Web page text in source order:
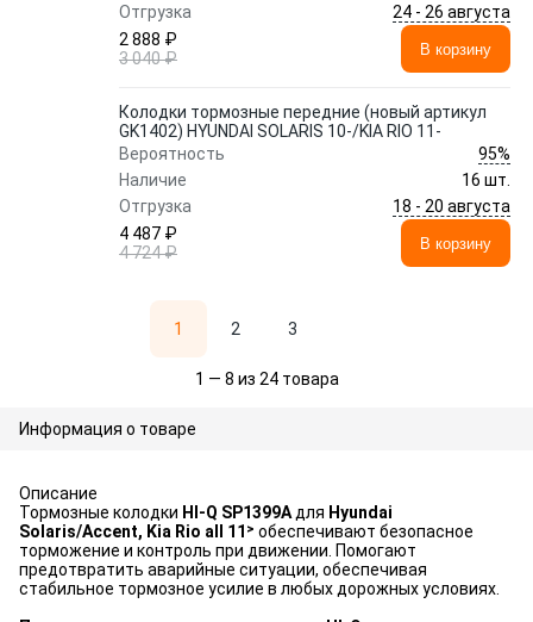
Отгрузка
24 - 26 августа
2 888 ₽
3 040 ₽
В корзину
Колодки тормозные передние (новый артикул
GK1402) HYUNDAI SOLARIS 10-/KIA RIO 11-
Вероятность
95%
Наличие
16 шт.
Отгрузка
18 - 20 августа
4 487 ₽
4 724 ₽
В корзину
1 2 3
1 — 8 из 24 товара
Информация о товаре
Описание
Тормозные колодки HI-Q SP1399A для Hyundai
Solaris/Accent, Kia Rio all 11˃ обеспечивают безопасное
торможение и контроль при движении. Помогают
предотвратить аварийные ситуации, обеспечивая
стабильное тормозное усилие в любых дорожных условиях.